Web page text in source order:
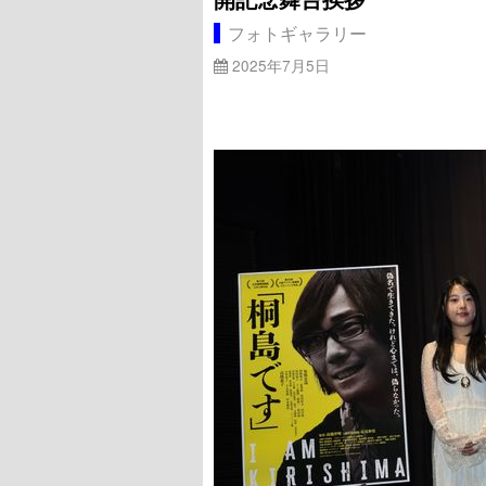
フォトギャラリー
2025年7月5日